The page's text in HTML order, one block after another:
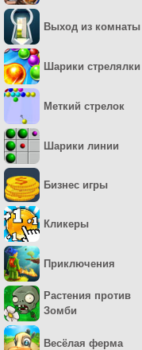
Выход из комнаты
Шарики стрелялки
Меткий стрелок
Шарики линии
Бизнес игры
Кликеры
Приключения
Растения против
Зомби
Весёлая ферма